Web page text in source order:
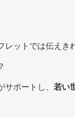
レットでは伝えき
サポートし、 若い